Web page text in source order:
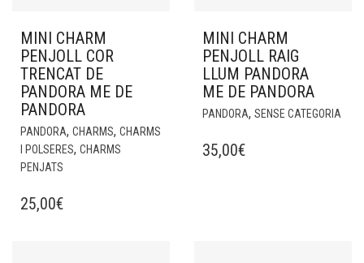
MINI CHARM
PENJOLL COR
TRENCAT DE
PANDORA ME DE
PANDORA
PANDORA, CHARMS, CHARMS
I POLSERES, CHARMS
PENJATS
25,00€
MINI CHARM
PENJOLL RAIG
LLUM PANDORA
ME DE PANDORA
PANDORA, SENSE CATEGORIA
35,00€